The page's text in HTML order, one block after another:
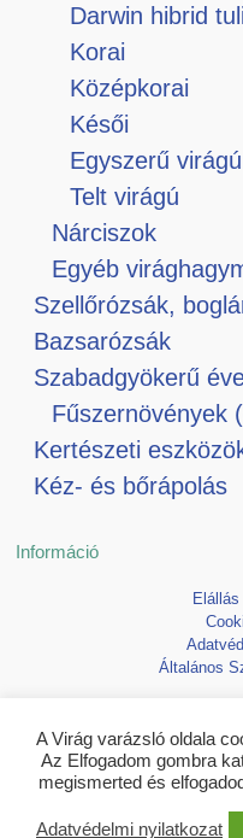
Darwin hibrid
Korai
Középkorai
Késői
Egyszerű virágú
Telt virágú
Nárciszok
Egyéb
Szellőrózsák,
Bazsarózsák
Szabadgyökerű
Fűszernövények
Kertészeti
Kéz- és bőrápolás
Információ
Általános
A Virág varázsló oldala
Az Elfogadom gombra
megismerted és
Adatvédelmi nyilatkozat